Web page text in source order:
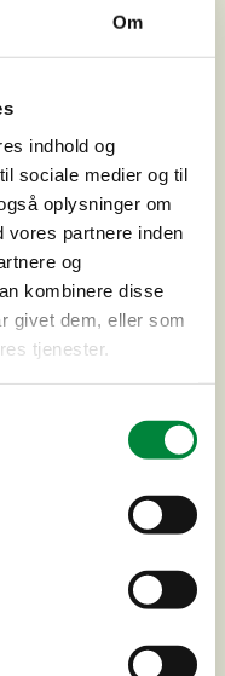
Om
indhold og
sociale medier og til
oplysninger om
vores partnere inden
og
kombinere disse
givet dem, eller som
tjenester.